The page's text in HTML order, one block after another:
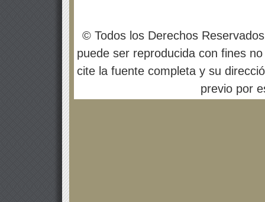
© Todos los Derechos
puede ser reproducida con fines
cite la fuente completa y su
previo por